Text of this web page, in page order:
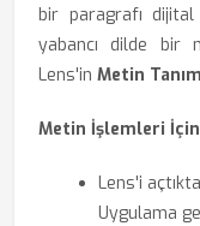
bir paragrafı
yabancı dilde bir
Lens'in Metin
Metin İşlemleri
Lens'i
Uygulama